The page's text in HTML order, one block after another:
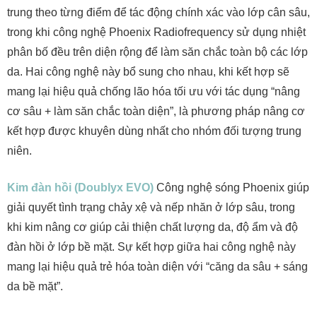
trung theo từng điểm để tác động chính xác vào lớp cân sâu,
trong khi công nghệ Phoenix Radiofrequency sử dụng nhiệt
phân bố đều trên diện rộng để làm săn chắc toàn bộ các lớp
da. Hai công nghệ này bổ sung cho nhau, khi kết hợp sẽ
mang lại hiệu quả chống lão hóa tối ưu với tác dụng “nâng
cơ sâu + làm săn chắc toàn diện”, là phương pháp nâng cơ
kết hợp được khuyên dùng nhất cho nhóm đối tượng trung
niên.
Kim đàn hồi (Doublyx EVO) Công nghệ sóng Phoenix giúp
giải quyết tình trạng chảy xệ và nếp nhăn ở lớp sâu, trong
khi kim nâng cơ giúp cải thiện chất lượng da, độ ẩm và độ
đàn hồi ở lớp bề mặt. Sự kết hợp giữa hai công nghệ này
mang lại hiệu quả trẻ hóa toàn diện với “căng da sâu + sáng
da bề mặt”.